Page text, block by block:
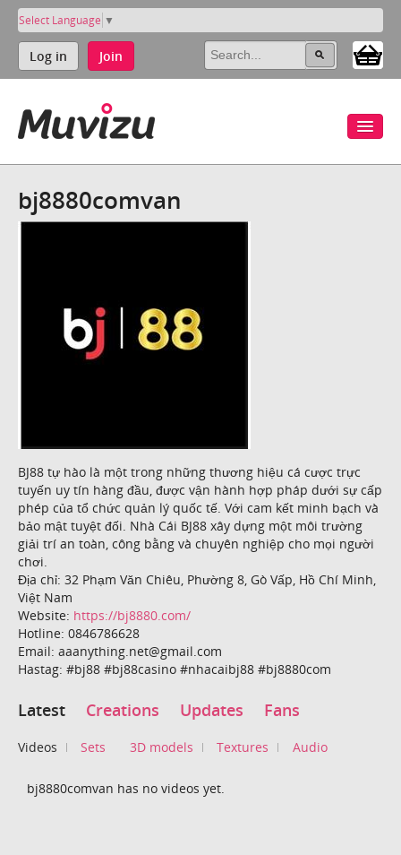
Select Language ▼
Log in Join
bj8880comvan
BJ88 tự hào là một trong những thương hiệu cá cược trực
tuyến uy tín hàng đầu, được vận hành hợp pháp dưới sự cấp
phép của tổ chức quản lý quốc tế. Với cam kết minh bạch và
bảo mật tuyệt đối. Nhà Cái BJ88 xây dựng một môi trường
giải trí an toàn, công bằng và chuyên nghiệp cho mọi người
chơi.
Địa chỉ: 32 Phạm Văn Chiêu, Phường 8, Gò Vấp, Hồ Chí Minh,
Việt Nam
Website: https://bj8880.com/
Hotline: 0846786628
Email: aaanything.net@gmail.com
Hastag: #bj88 #bj88casino #nhacaibj88 #bj8880com
Latest Creations Updates Fans
Videos Sets 3D models Textures Audio
bj8880comvan has no videos yet.